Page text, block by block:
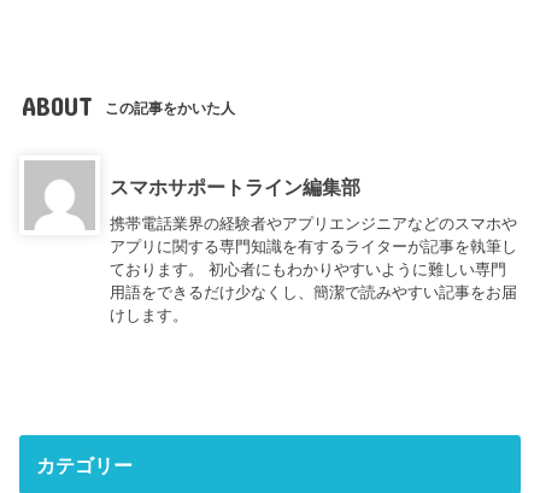
ABOUT この記事をかいた人
スマホサポートライン編集部
携帯電話業界の経験者やアプリエンジニアなどのスマホや
アプリに関する専門知識を有するライターが記事を執筆し
ております。 初心者にもわかりやすいように難しい専門
用語をできるだけ少なくし、簡潔で読みやすい記事をお届
けします。
カテゴリー